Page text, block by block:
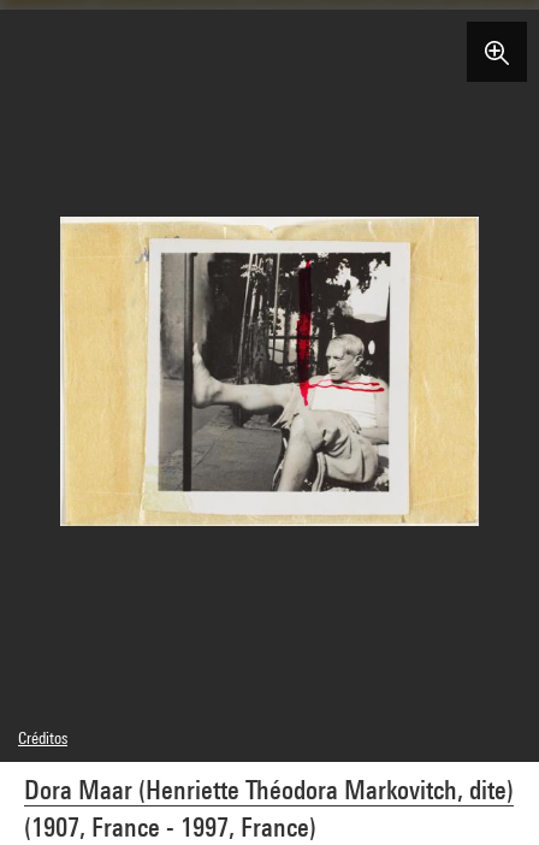
Dora Maar (Henriette Théodora Markovitch, dite)
(1907, France - 1997, France)
Créditos
© Adagp, Paris
Créditos fotográficos : Centre Pompidou, MNAM-CCI/Georges Meguerditchian/Dist.
GrandPalaisRmn
Referencia de la imagen : 4N82463